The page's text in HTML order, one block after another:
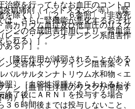
鎮痛剤（インドメタシン等）［腎
は、さらに腎機能が悪化するおそれ
ジンの合成阻害作用により、腎血流
れる）］。
降圧作用が減弱されることがある
ン［血管性浮腫のリスクが増加す
明）］。
治療を行ってもなお血圧のコントロ
を除く））〔２．６参照〕［非致死
高カリウム血症及び低血圧のリスク
レニン・アンジオテンシン系阻害作
る）］。
受容体ネプリライシン阻害薬＜Ａ
バルサルタンナトリウム水和物＜エ
照〕［血管性浮腫があらわれるおそ
終了後にＡＲＮＩを投与する場合
３６時間後までは投与しないこと、